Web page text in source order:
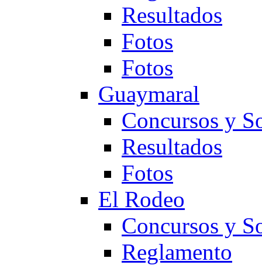
Resultados
Fotos
Fotos
Guaymaral
Concursos y
Resultados
Fotos
El Rodeo
Concursos y
Reglamento